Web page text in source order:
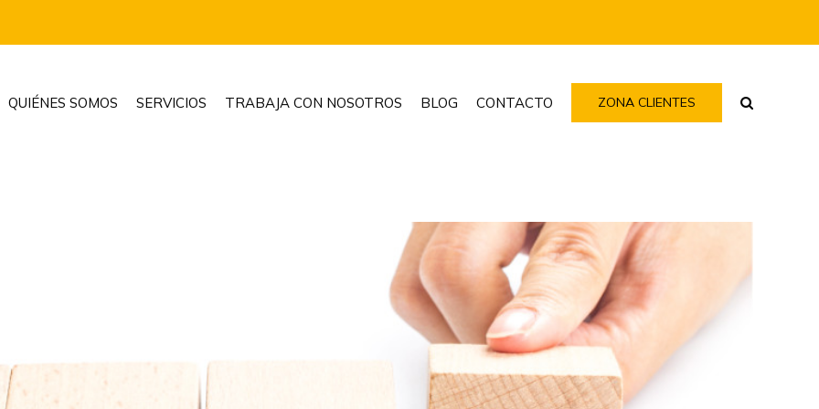
QUIÉNES SOMOS SERVICIOS TRABAJA CON NOSOTROS BLOG CONTACTO ZONA CLIENTES